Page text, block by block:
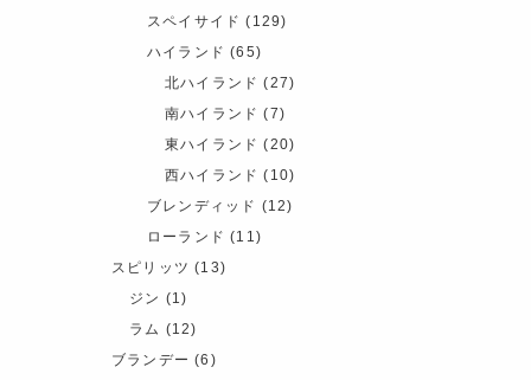
スペイサイド (129)
ハイランド (65)
北ハイランド (27)
南ハイランド (7)
東ハイランド (20)
西ハイランド (10)
ブレンディッド (12)
ローランド (11)
スピリッツ (13)
ジン (1)
ラム (12)
ブランデー (6)